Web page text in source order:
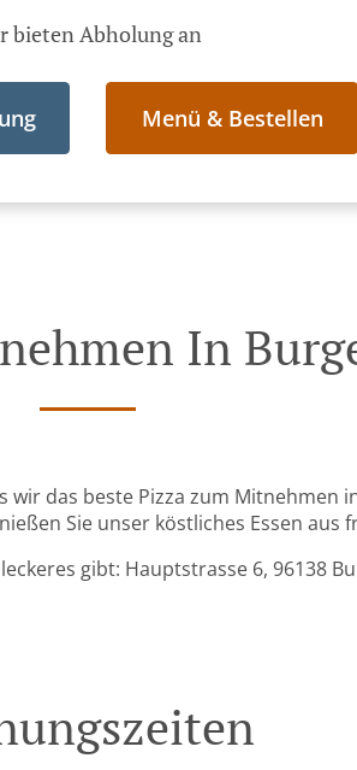
bieten Abholung an
Menü & Bestellen
In
das beste Pizza zum Mitnehmen
Sie unser köstliches Essen aus
gibt: Hauptstrasse 6, 96138